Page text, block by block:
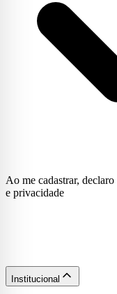
Ao me cadastrar,
e privacidade
Institucional